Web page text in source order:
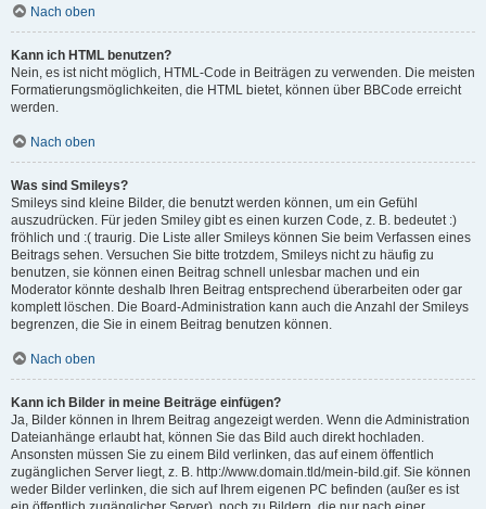
Nach oben
Kann ich HTML benutzen?
Nein, es ist nicht möglich, HTML-Code in Beiträgen zu verwenden. Die meisten
Formatierungsmöglichkeiten, die HTML bietet, können über BBCode erreicht
werden.
Nach oben
Was sind Smileys?
Smileys sind kleine Bilder, die benutzt werden können, um ein Gefühl
auszudrücken. Für jeden Smiley gibt es einen kurzen Code, z. B. bedeutet :)
fröhlich und :( traurig. Die Liste aller Smileys können Sie beim Verfassen eines
Beitrags sehen. Versuchen Sie bitte trotzdem, Smileys nicht zu häufig zu
benutzen, sie können einen Beitrag schnell unlesbar machen und ein
Moderator könnte deshalb Ihren Beitrag entsprechend überarbeiten oder gar
komplett löschen. Die Board-Administration kann auch die Anzahl der Smileys
begrenzen, die Sie in einem Beitrag benutzen können.
Nach oben
Kann ich Bilder in meine Beiträge einfügen?
Ja, Bilder können in Ihrem Beitrag angezeigt werden. Wenn die Administration
Dateianhänge erlaubt hat, können Sie das Bild auch direkt hochladen.
Ansonsten müssen Sie zu einem Bild verlinken, das auf einem öffentlich
zugänglichen Server liegt, z. B. http://www.domain.tld/mein-bild.gif. Sie können
weder Bilder verlinken, die sich auf Ihrem eigenen PC befinden (außer es ist